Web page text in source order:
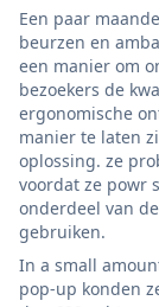
Een paar
beurzen en
een manier om
bezoekers de
ergonomische
manier te laten
oplossing. ze
voordat ze powr
onderdeel van
gebruiken.
In a small
pop-up konden